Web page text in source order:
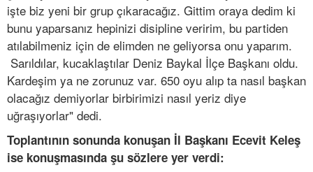
işte biz yeni bir grup çıkaracağız. Gittim oraya dedim ki
bunu yaparsanız hepinizi disipline veririm, bu partiden
atılabilmeniz için de elimden ne geliyorsa onu yaparım.
Sarıldılar, kucaklaştılar Deniz Baykal İlçe Başkanı oldu.
Kardeşim ya ne zorunuz var. 650 oyu alıp ta nasıl başkan
olacağız demiyorlar birbirimizi nasıl yeriz diye
uğraşıyorlar" dedi.
Toplantının sonunda konuşan İl Başkanı Ecevit Keleş
ise konuşmasında şu sözlere yer verdi: